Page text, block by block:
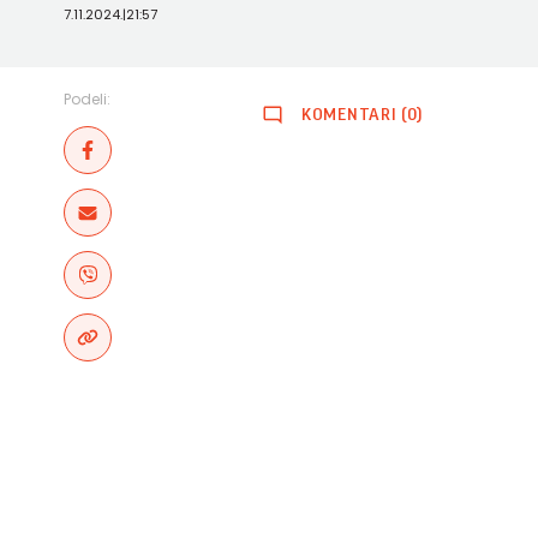
7.11.2024.|21:57
Podeli:
KOMENTARI (0)